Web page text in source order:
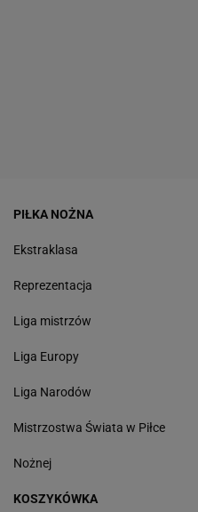
PIŁKA NOŻNA
Ekstraklasa
Reprezentacja
Liga mistrzów
Liga Europy
Liga Narodów
Mistrzostwa Świata w Piłce
Nożnej
KOSZYKÓWKA